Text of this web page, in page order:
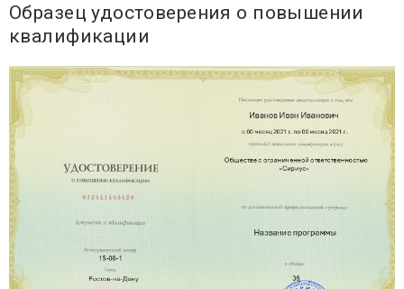
Образец удостоверения о повышении
квалификации